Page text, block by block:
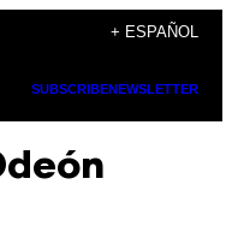
+ ESPAÑOL
SUBSCRIBENEWSLETTER